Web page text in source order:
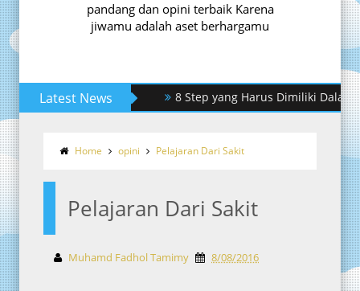
pandang dan opini terbaik Karena
jiwamu adalah aset berhargamu
Latest News 8 Step yang Harus Dimiliki Dalam
Home opini Pelajaran Dari Sakit
Pelajaran Dari Sakit
Muhamd Fadhol Tamimy 8/08/2016